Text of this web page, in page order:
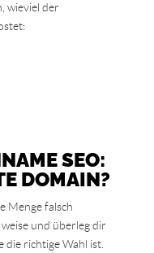
wieviel der
SEO:
DOMAIN?
Menge falsch
und überleg dir
die richtige Wahl ist.